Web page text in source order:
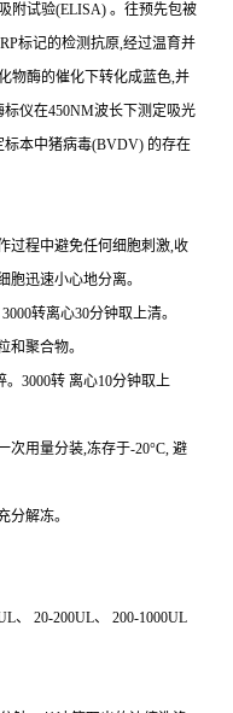
附试验(ELISA) 。往预先包被
标记的检测抗原,经过温育并
物酶的催化下转化成蓝色,并
标仪在450NM波长下测定吸光
标本中猪病毒(BVDV) 的存在
过程中避免任何细胞刺激,收
胞迅速小心地分离。
3000转离心30分钟取上清。
和聚合物。
3000转 离心10分钟取上
次用量分装,冻存于-20°C, 避
分解冻。
、 20-200UL、 200-1000UL